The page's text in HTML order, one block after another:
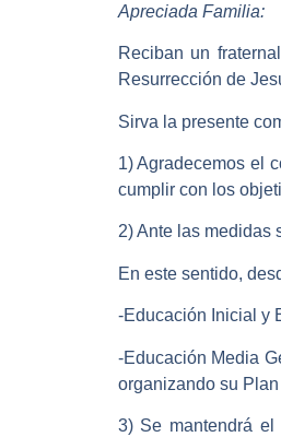
Apreciada Familia:
Reciban un
Resurrección de
Sirva la presente
1) Agradecemos el
cumplir con los
2) Ante las medidas
En este sentido,
-Educación Inicial y
-Educación Media
organizando su
3) Se mantendrá